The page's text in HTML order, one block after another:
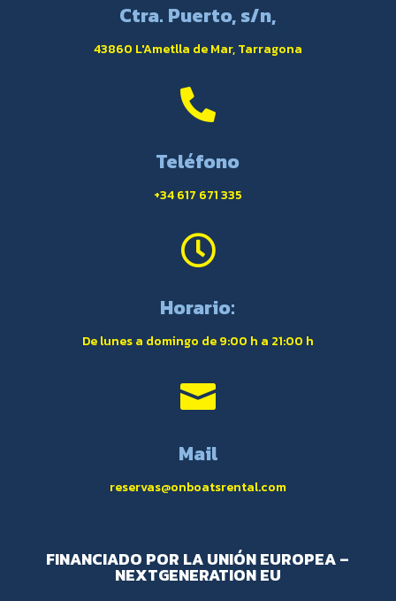
Ctra. Puerto, s/n,
43860 L'Ametlla de Mar, Tarragona

Teléfono
+34 617 671 335

Horario:
De lunes a domingo de 9:00 h a 21:00 h

Mail
reservas@onboatsrental.com
FINANCIADO POR LA UNIÓN EUROPEA –
NEXTGENERATION EU